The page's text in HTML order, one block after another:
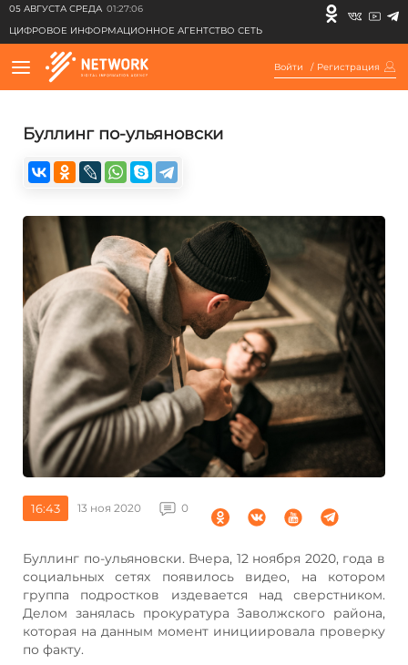
05 АВГУСТА СРЕДА 01:27:06
ЦИФРОВОЕ ИНФОРМАЦИОННОЕ АГЕНТСТВО СЕТЬ
Войти / Регистрация
Буллинг по-ульяновски
16:43 13 ноя 2020 0
Буллинг по-ульяновски. Вчера, 12 ноября 2020, года в
социальных сетях появилось видео, на котором
группа подростков издевается над сверстником.
Делом занялась прокуратура Заволжского района,
которая на данным момент инициировала проверку
по факту.